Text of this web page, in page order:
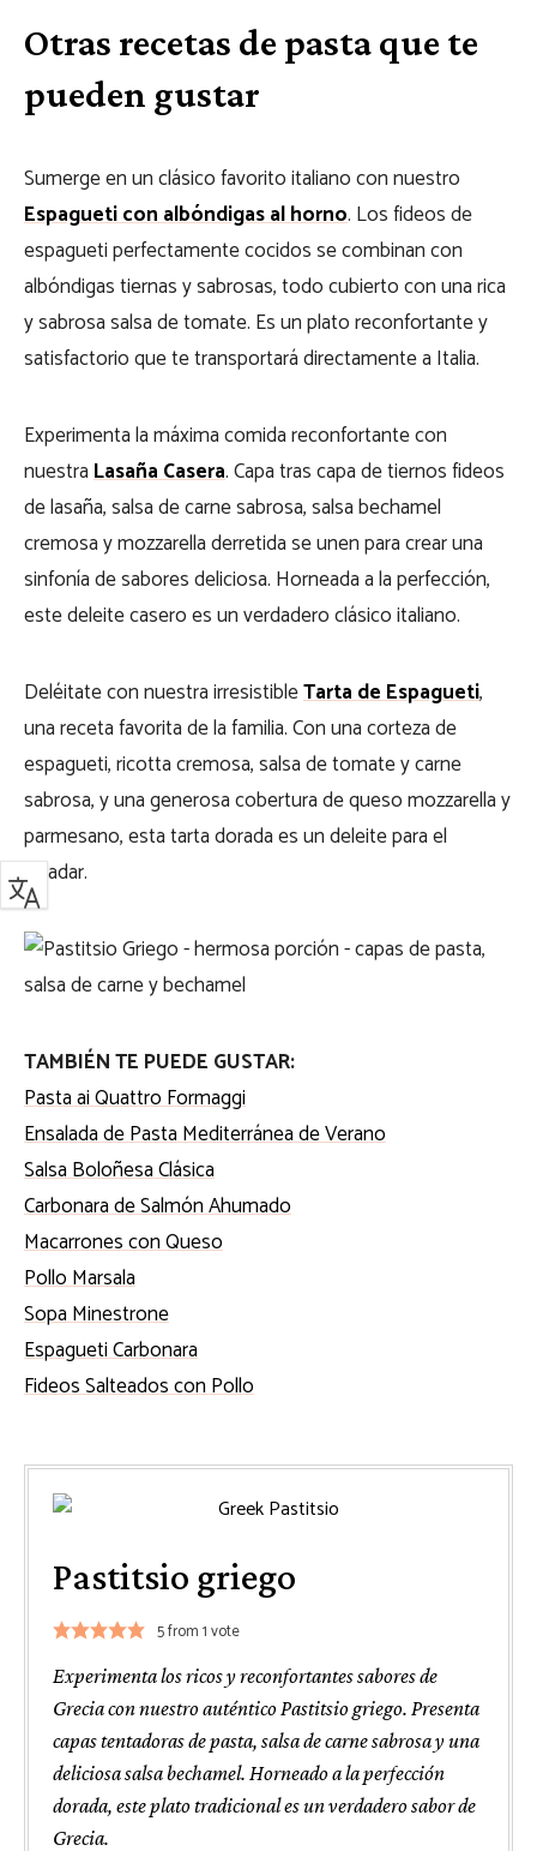
Otras recetas de pasta que te
pueden gustar
Sumerge en un clásico favorito italiano con nuestro
Espagueti con albóndigas al horno. Los fideos de
espagueti perfectamente cocidos se combinan con
albóndigas tiernas y sabrosas, todo cubierto con una rica
y sabrosa salsa de tomate. Es un plato reconfortante y
satisfactorio que te transportará directamente a Italia.
Experimenta la máxima comida reconfortante con
nuestraLasaña Casera. Capa tras capa de tiernos fideos
de lasaña, salsa de carne sabrosa, salsa bechamel
cremosa y mozzarella derretida se unen para crear una
sinfonía de sabores deliciosa. Horneada a la perfección,
este deleite casero es un verdadero clásico italiano.
Deléitate con nuestra irresistibleTarta de Espagueti,
una receta favorita de la familia. Con una corteza de
espagueti, ricotta cremosa, salsa de tomate y carne
sabrosa, y una generosa cobertura de queso mozzarella y
parmesano, esta tarta dorada es un deleite para el
paladar.
TAMBIÉN TE PUEDE GUSTAR:
Pasta ai Quattro Formaggi
Ensalada de Pasta Mediterránea de Verano
Salsa Boloñesa Clásica
Carbonara de Salmón Ahumado
Macarrones con Queso
Pollo Marsala
Sopa Minestrone
Espagueti Carbonara
Fideos Salteados con Pollo
Pastitsio griego
5from 1 vote
Experimenta los ricos y reconfortantes sabores de
Grecia con nuestro auténtico Pastitsio griego. Presenta
capas tentadoras de pasta, salsa de carne sabrosa y una
deliciosa salsa bechamel. Horneado a la perfección
dorada, este plato tradicional es un verdadero sabor de
Grecia.